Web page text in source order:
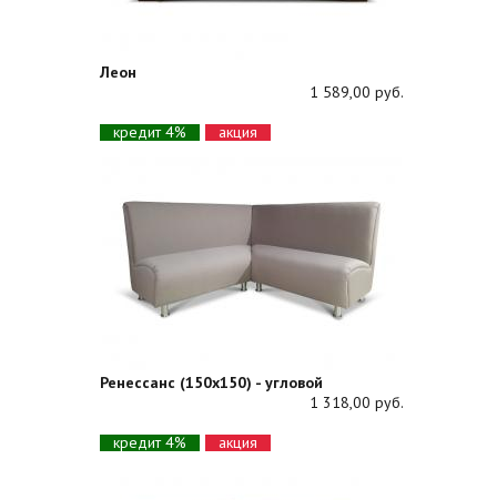
Леон
1 589,00 руб.
кредит 4%
акция
Ренессанс (150х150) - угловой
1 318,00 руб.
кредит 4%
акция